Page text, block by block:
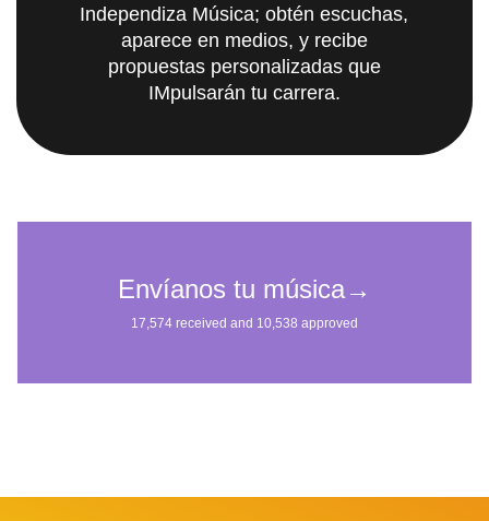
Independiza Música; obtén escuchas,
aparece en medios, y recibe
propuestas personalizadas que
IMpulsarán tu carrera.